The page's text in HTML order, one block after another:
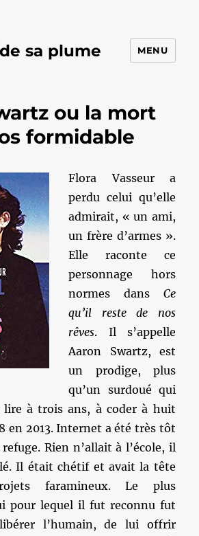
sa plume MENU
ou la mort
formidable
Flora Vasseur a
perdu celui qu’elle
admirait, « un ami,
un frère d’armes ».
Elle raconte ce
personnage hors
normes dans Ce
qu’il reste de nos
rêves. Il s’appelle
Aaron Swartz, est
un prodige, plus
qu’un surdoué qui
lire à trois ans, à coder à huit
en 2013. Internet a été très tôt
Rien n’allait à l’école, il
Il était chétif et avait la tête
faramineux. Le plus
pour lequel il fut reconnu fut
l’humain, de lui offrir